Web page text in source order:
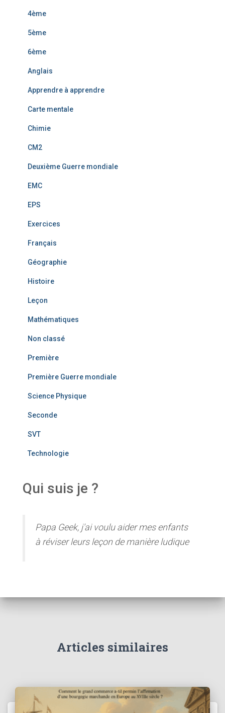
4ème
5ème
6ème
Anglais
Apprendre à apprendre
Carte mentale
Chimie
CM2
Deuxième Guerre mondiale
EMC
EPS
Exercices
Français
Géographie
Histoire
Leçon
Mathématiques
Non classé
Première
Première Guerre mondiale
Science Physique
Seconde
SVT
Technologie
Qui suis je ?
Papa Geek, j'ai voulu aider mes enfants
à réviser leurs leçon de manière ludique
Articles similaires